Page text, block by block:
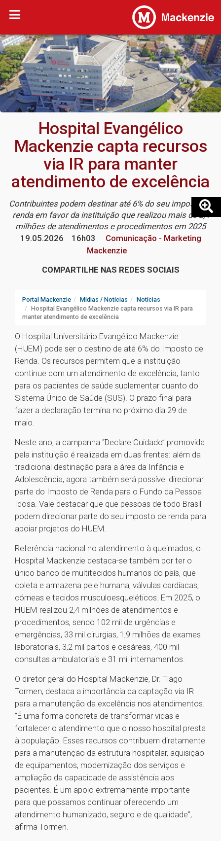
Hospital Evangélico
Mackenzie capta recursos
via IR para manter
atendimento de excelência
Contribuintes podem destinar até 6% do seu imposto de
renda em favor da instituição que realizou mais de 2,4
milhões de atendimentos e procedimentos em 2025
19.05.2026
16h03
Comunicação - Marketing
Mackenzie
COMPARTILHE NAS REDES SOCIAIS
Portal Mackenzie Mídias / Notícias
Notícias
Hospital Evangélico Mackenzie capta recursos via IR para
manter atendimento de excelência
O Hospital Universitário Evangélico Mackenzie
(HUEM) pode ser o destino de até 6% do Imposto de
Renda. Os recursos permitem que a instituição
continue com um atendimento de excelência, tanto
para os pacientes de saúde suplementar quanto do
Sistema Único de Saúde (SUS). O prazo final para
fazer a declaração termina no próximo dia 29 de
maio.
Neste ano, a campanha “Declare Cuidado” promovida
pela instituição é realizada em duas frentes: além da
tradicional destinação para a área da Infância e
Adolescência, agora também será possível direcionar
parte do Imposto de Renda para o Fundo da Pessoa
Idosa. Vale destacar que que pessoas de todo Brasil
podem direcionar parte do seu imposto de renda para
apoiar projetos do HUEM.
Referência nacional no atendimento à queimados, o
Hospital Mackenzie destaca-se também por ter o
único banco de multitecidos humanos do país, que
coleta e armazena pele humana, válvulas cardíacas,
córneas e tecidos musculoesqueléticos. Em 2025, o
HUEM realizou 2,4 milhões de atendimentos e
procedimentos, sendo 102 mil de urgências e
emergências, 33 mil cirurgias, 1,9 milhões de exames
laboratoriais, 3,2 mil partos e cesáreas, 400 mil
consultas ambulatoriais e 31 mil internamentos.
O diretor geral do Hospital Mackenzie, Dr. Tiago
Tormen, destaca a importância da captação via IR
para a manutenção da excelência nos atendimentos.
“É uma forma concreta de transformar vidas e
fortalecer o atendimento que o nosso hospital presta
à população. Esses recursos contribuem diretamente
para a manutenção da estrutura hospitalar, aquisição
de equipamentos, modernização dos serviços e
ampliação da capacidade de assistência aos
pacientes. É um apoio extremamente importante
para que possamos continuar oferecendo um
atendimento humanizado, seguro e de qualidade”,
afirma Tormen.